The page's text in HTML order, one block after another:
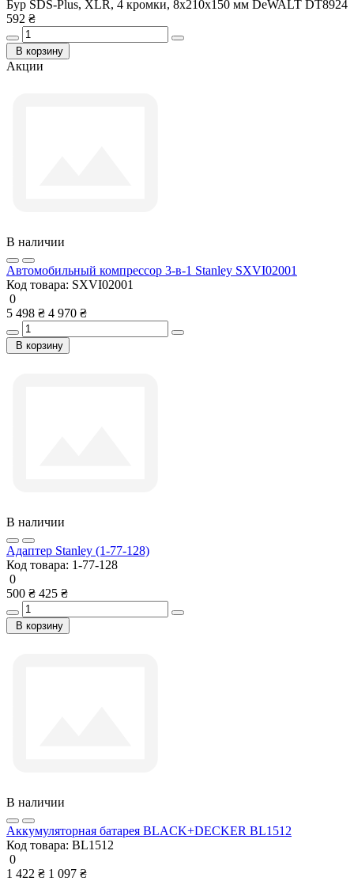
Бур SDS-Plus, XLR, 4 кромки, 8x210x150 мм DeWALT DT8924
592 ₴
В корзину
Акции
В наличии
Автомобильный компрессор 3-в-1 Stanley SXVI02001
Код товара: SXVI02001
0
5 498 ₴ 4 970 ₴
В корзину
В наличии
Адаптер Stanley (1-77-128)
Код товара: 1-77-128
0
500 ₴ 425 ₴
В корзину
В наличии
Аккумуляторная батарея BLACK+DECKER BL1512
Код товара: BL1512
0
1 422 ₴ 1 097 ₴